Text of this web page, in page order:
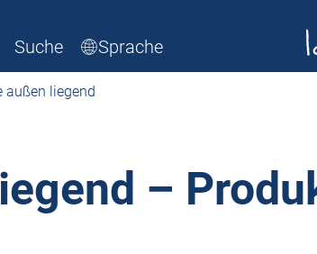
Suche Sprache
außen liegend
–